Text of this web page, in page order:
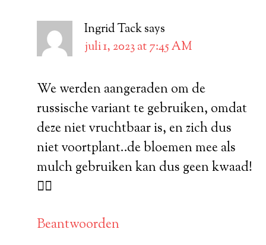
Ingrid Tacksays
juli 1, 2023 at 7:45 AM
We werden aangeraden om de
russische variant te gebruiken, omdat
deze niet vruchtbaar is, en zich dus
niet voortplant..de bloemen mee als
mulch gebruiken kan dus geen kwaad!
👍🏼
Beantwoorden